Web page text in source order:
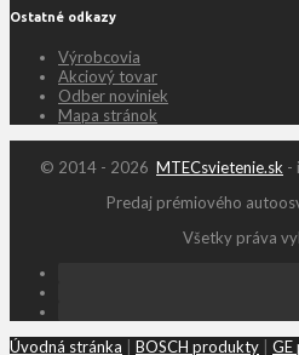
Ostatné odkazy
Výrobcovia
Akciový tovar
Odber noviniek
Mapa stránok
© 2014 - 2026 MTECsvietenie.sk -
Predaj prémiového
Všetky práva
Úvodná stránka | BOSCH produkty |